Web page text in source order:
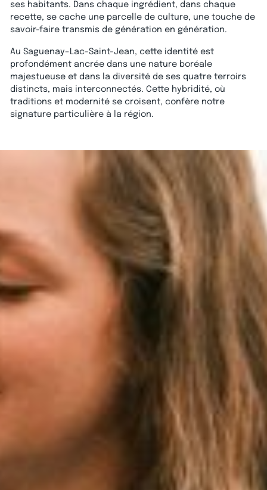
ses habitants. Dans chaque ingrédient, dans chaque
recette, se cache une parcelle de culture, une touche de
savoir-faire transmis de génération en génération.
Au Saguenay–Lac-Saint-Jean, cette identité est
profondément ancrée dans une nature boréale
majestueuse et dans la diversité de ses quatre terroirs
distincts, mais interconnectés. Cette hybridité, où
traditions et modernité se croisent, confère notre
signature particulière à la région.